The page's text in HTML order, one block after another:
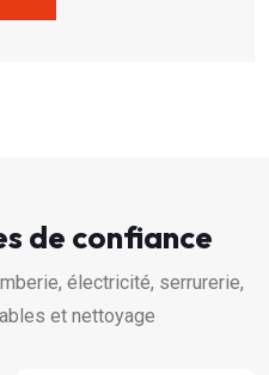
de confiance
électricité, serrurerie,
et nettoyage